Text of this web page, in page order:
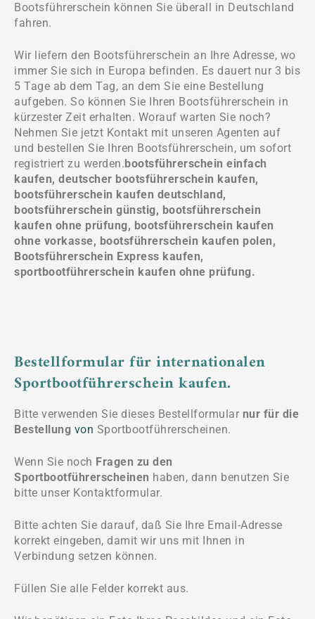
Bootsführerschein können Sie überall in Deutschland
fahren.
Wir liefern den Bootsführerschein an Ihre Adresse, wo
immer Sie sich in Europa befinden. Es dauert nur 3 bis
5 Tage ab dem Tag, an dem Sie eine Bestellung
aufgeben. So können Sie Ihren Bootsführerschein in
kürzester Zeit erhalten. Worauf warten Sie noch?
Nehmen Sie jetzt Kontakt mit unseren Agenten auf
und bestellen Sie Ihren Bootsführerschein, um sofort
registriert zu werden.bootsführerschein einfach
kaufen, deutscher bootsführerschein kaufen,
bootsführerschein kaufen deutschland,
bootsführerschein günstig, bootsführerschein
kaufen ohne prüfung, bootsführerschein kaufen
ohne vorkasse, bootsführerschein kaufen polen,
Bootsführerschein Express kaufen,
sportbootführerschein kaufen ohne prüfung.
Bestellformular für internationalen
Sportbootführerschein kaufen.
Bitte verwenden Sie dieses Bestellformular nur für die
Bestellung von Sportbootführerscheinen.
Wenn Sie noch Fragen zu den
Sportbootführerscheinen haben, dann benutzen Sie
bitte unser Kontaktformular.
Bitte achten Sie darauf, daß Sie Ihre Email-Adresse
korrekt eingeben, damit wir uns mit Ihnen in
Verbindung setzen können.
Füllen Sie alle Felder korrekt aus.